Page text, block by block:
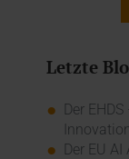
Letzte
Der
Innovation
Der EU